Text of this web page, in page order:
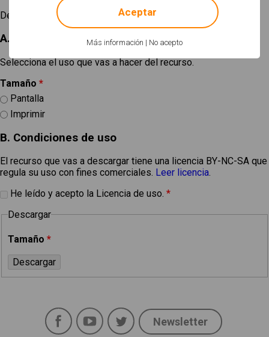
Descargar
A. Elige un tamaño
Selecciona el uso que vas a hacer del recurso.
Tamaño *
Pantalla
Imprimir
B. Condiciones de uso
El recurso que vas a descargar tiene una licencia BY-NC-SA que
regula su uso con fines comerciales. Leer licencia.
He leído y acepto la Licencia de uso. *
Descargar
Tamaño *
Social
FacebookYouTubeTwitter
Newsletter
Más información | No acepto
Aceptar